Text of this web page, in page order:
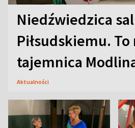
Niedźwiedzica
Piłsudskiemu.
tajemnica
Aktualności